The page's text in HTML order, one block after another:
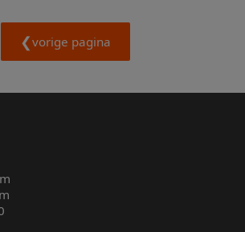
vorige pagina